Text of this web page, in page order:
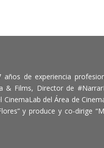
de experiencia
& Films, Director de
del Área de
y produce y co-dirige